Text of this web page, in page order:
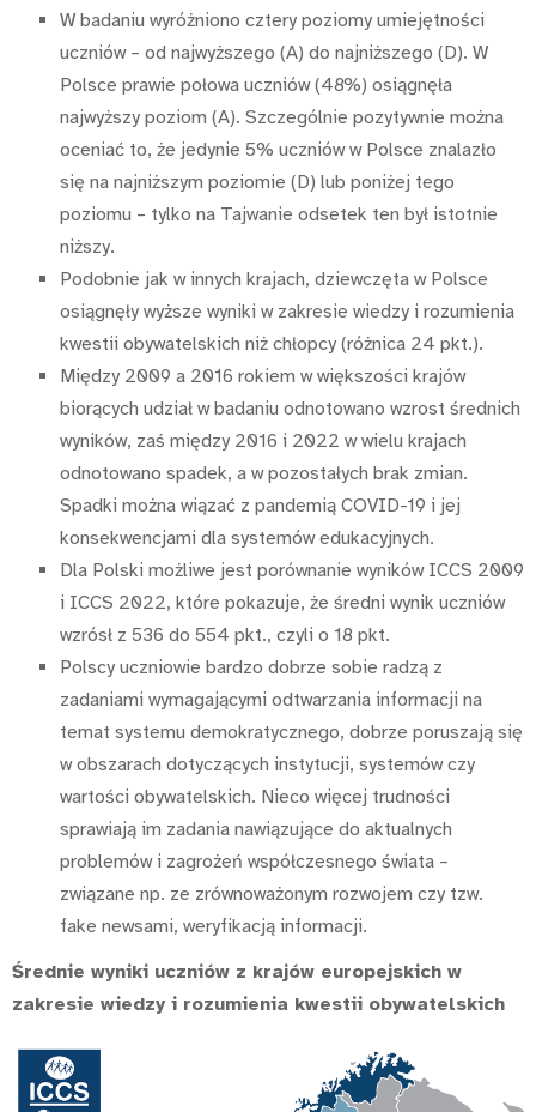
W badaniu wyróżniono cztery poziomy umiejętności
uczniów – od najwyższego (A) do najniższego (D). W
Polsce prawie połowa uczniów (48%) osiągnęła
najwyższy poziom (A). Szczególnie pozytywnie można
oceniać to, że jedynie 5% uczniów w Polsce znalazło
się na najniższym poziomie (D) lub poniżej tego
poziomu – tylko na Tajwanie odsetek ten był istotnie
niższy.
Podobnie jak w innych krajach, dziewczęta w Polsce
osiągnęły wyższe wyniki w zakresie wiedzy i rozumienia
kwestii obywatelskich niż chłopcy (różnica 24 pkt.).
Między 2009 a 2016 rokiem w większości krajów
biorących udział w badaniu odnotowano wzrost średnich
wyników, zaś między 2016 i 2022 w wielu krajach
odnotowano spadek, a w pozostałych brak zmian.
Spadki można wiązać z pandemią COVID-19 i jej
konsekwencjami dla systemów edukacyjnych.
Dla Polski możliwe jest porównanie wyników ICCS 2009
i ICCS 2022, które pokazuje, że średni wynik uczniów
wzrósł z 536 do 554 pkt., czyli o 18 pkt.
Polscy uczniowie bardzo dobrze sobie radzą z
zadaniami wymagającymi odtwarzania informacji na
temat systemu demokratycznego, dobrze poruszają się
w obszarach dotyczących instytucji, systemów czy
wartości obywatelskich. Nieco więcej trudności
sprawiają im zadania nawiązujące do aktualnych
problemów i zagrożeń współczesnego świata –
związane np. ze zrównoważonym rozwojem czy tzw.
fake newsami, weryfikacją informacji.
Średnie wyniki uczniów z krajów europejskich w
zakresie wiedzy i rozumienia kwestii obywatelskich